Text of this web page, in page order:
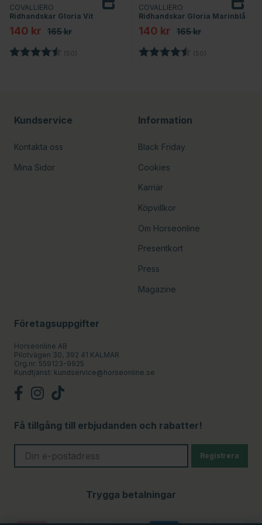
COVALLIERO
Ridhandskar Gloria Vit
140 kr 165 kr
Betyg: (50) 4.3 utav 5 stjärnor
COVALLIERO
Ridhandskar Gloria Marinblå
140 kr 165 kr
Betyg: (50)
Kundservice
Kontakta oss
Mina Sidor
Information
Black Friday
Cookies
Karriär
Köpvillkor
Om Horseonline
Presentkort
Press
Magazine
Företagsuppgifter
Horseonline AB
Pilotvägen 30, 392 41 KALMAR
Org.nr: 559123-9925
Kundtjänst: kundservice@horseonline.se
Få tillgång till erbjudanden och rabatter!
Registrera
Trygga betalningar